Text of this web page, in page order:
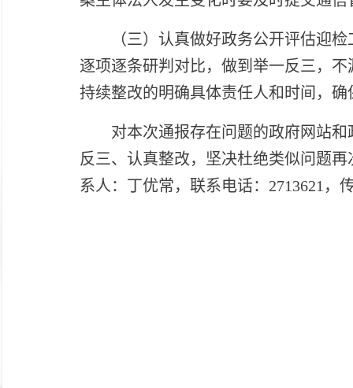
（三）认真做好政务公开评估迎
逐项逐条研判对比，做到举一反三，
持续整改的明确具体责任人和时间，
对本次通报存在问题的政府网站
反三、认真整改，坚决杜绝类似问题
系人：丁优常，联系电话：2713621，